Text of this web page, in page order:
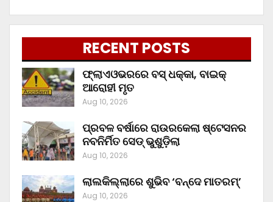
RECENT POSTS
ଫ୍ଲାଏଓଭରରେ ବସ୍ ଧକ୍କା, ବାଇକ୍
ଆରୋହୀ ମୃତ
Aug 10, 2026
ପ୍ରବଳ ବର୍ଷାରେ ରାଉରକେଲା ଷ୍ଟେସନର
ନବନିର୍ମିତ ସେଡ୍ ଭୁଶୁଡ଼ିଲା
Aug 10, 2026
ଲାଲକିଲ୍ଲାରେ ଶୁଭିବ ‘ବନ୍ଦେ ମାତରମ୍‌’
Aug 10, 2026